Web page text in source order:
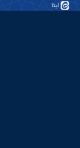
ایتا